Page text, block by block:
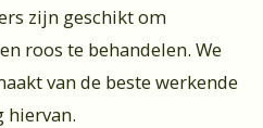
zijn geschikt om
roos te behandelen. We
van de beste werkende
hiervan.